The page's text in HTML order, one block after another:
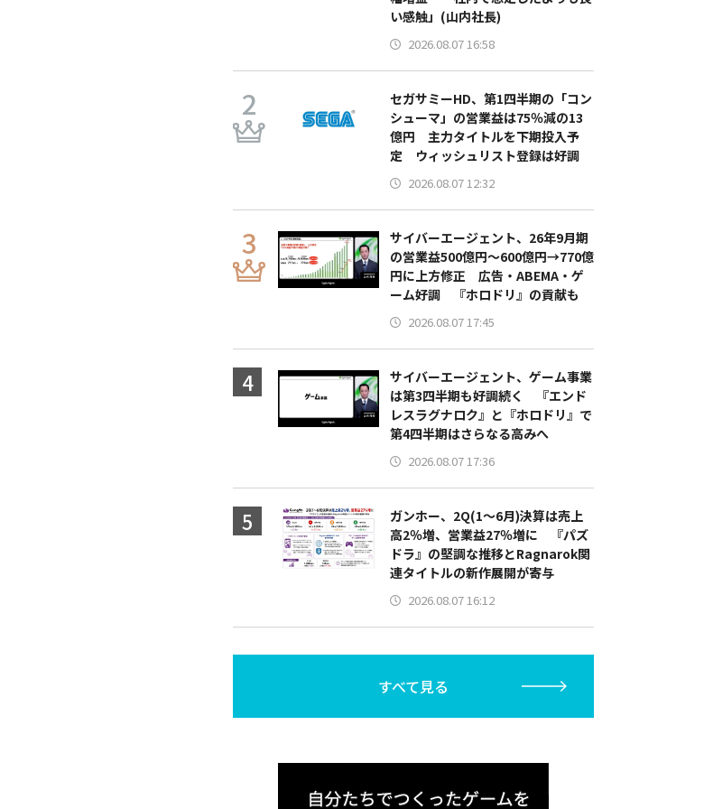
い感触」(山内社長)
2026.08.07 16:58
セガサミーHD、第1四半期の「コン
シューマ」の営業益は75％減の13
億円 主力タイトルを下期投入予
定 ウィッシュリスト登録は好調
2026.08.07 12:32
サイバーエージェント、26年9月期
の営業益500億円～600億円→770億
円に上方修正 広告・ABEMA・ゲ
ーム好調 『ホロドリ』の貢献も
2026.08.07 17:45
サイバーエージェント、ゲーム事業
は第3四半期も好調続く 『エンド
レスラグナロク』と『ホロドリ』で
第4四半期はさらなる高みへ
2026.08.07 17:36
ガンホー、2Q(1～6月)決算は売上
高2％増、営業益27％増に 『パズ
ドラ』の堅調な推移とRagnarok関
連タイトルの新作展開が寄与
2026.08.07 16:12
すべて見る